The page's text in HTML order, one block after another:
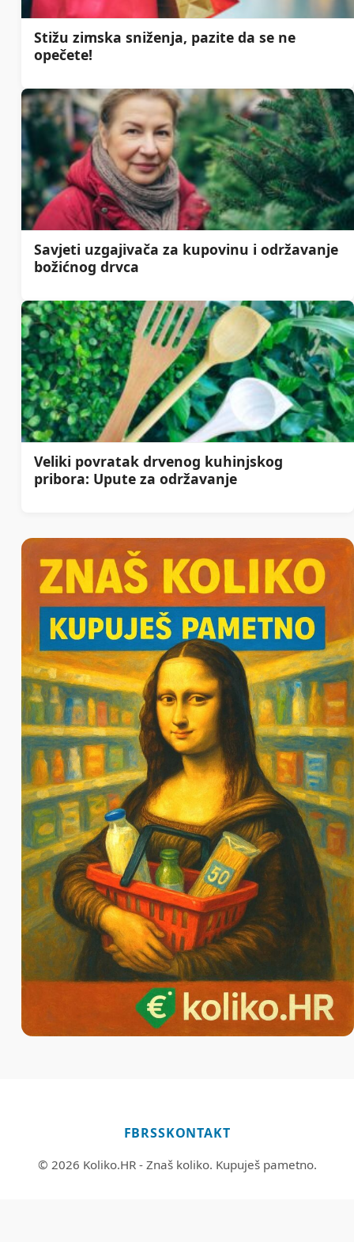
Stižu zimska sniženja, pazite da se ne
opečete!
Savjeti uzgajivača za kupovinu i održavanje
božićnog drvca
Veliki povratak drvenog kuhinjskog
pribora: Upute za održavanje
FBRSSKONTAKT
© 2026 Koliko.HR - Znaš koliko. Kupuješ pametno.